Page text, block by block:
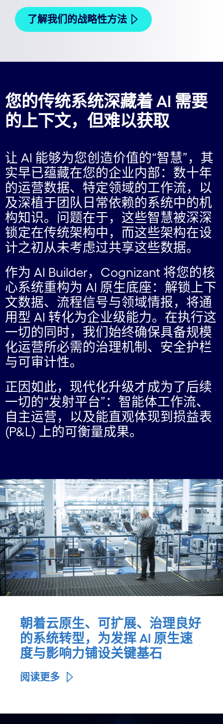
了解我们的战略性方法
您的传统系统深藏着 AI 需要
的上下文，但难以获取
让 AI 能够为您创造价值的“智慧”，其
实早已蕴藏在您的企业内部：数十年
的运营数据、特定领域的工作流，以
及深植于团队日常依赖的系统中的机
构知识。问题在于，这些智慧被深深
锁定在传统架构中，而这些架构在设
计之初从未考虑过共享这些数据。
作为 AI Builder，Cognizant 将您的核
心系统重构为 AI 原生底座：解锁上下
文数据、流程信号与领域情报，将通
用型 AI 转化为企业级能力。在执行这
一切的同时，我们始终确保具备规模
化运营所必需的治理机制、安全护栏
与可审计性。
正因如此，现代化升级才成为了后续
一切的“发射平台”：智能体工作流、
自主运营，以及能直观体现到损益表
(P&L) 上的可衡量成果。
朝着云原生、可扩展、治理良好
的系统转型，为发挥 AI 原生速
度与影响力铺设关键基石
阅读更多